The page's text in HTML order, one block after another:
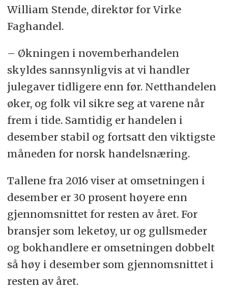
William Stende, direktør for Virke
Faghandel.
– Økningen i novemberhandelen
skyldes sannsynligvis at vi handler
julegaver tidligere enn før. Netthandelen
øker, og folk vil sikre seg at varene når
frem i tide. Samtidig er handelen i
desember stabil og fortsatt den viktigste
måneden for norsk handelsnæring.
Tallene fra 2016 viser at omsetningen i
desember er 30 prosent høyere enn
gjennomsnittet for resten av året. For
bransjer som leketøy, ur og gullsmeder
og bokhandlere er omsetningen dobbelt
så høy i desember som gjennomsnittet i
resten av året.